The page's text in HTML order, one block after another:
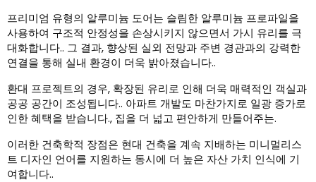
프리미엄 유형의 알루미늄 도어는 슬림한 알루미늄 프로파일을
사용하여 구조적 안정성을 손상시키지 않으면서 가시 유리를 극
대화합니다.. 그 결과, 향상된 실외 전망과 주변 경관과의 강력한
연결을 통해 실내 환경이 더욱 밝아졌습니다..
환대 프로젝트의 경우, 확장된 유리로 인해 더욱 매력적인 객실과
공공 공간이 조성됩니다.. 아파트 개발도 마찬가지로 일광 증가로
인한 혜택을 받습니다., 집을 더 넓고 편안하게 만들어주는.
이러한 건축학적 장점은 현대 건축을 계속 지배하는 미니멀리스
트 디자인 언어를 지원하는 동시에 더 높은 자산 가치 인식에 기
여합니다..